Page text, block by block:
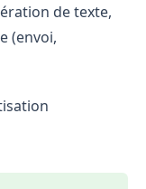
de texte,
(envoi,